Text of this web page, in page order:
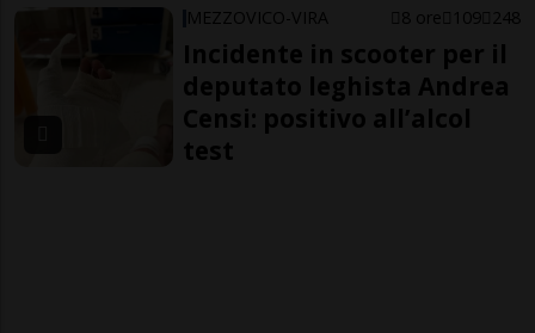
MEZZOVICO-VIRA 8 ore 109 248
Incidente in scooter per il
deputato leghista Andrea
Censi: positivo all’alcol
test